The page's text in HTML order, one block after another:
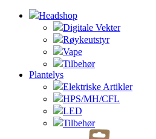
Headshop
Digitale Vekter
Røykeutstyr
Vape
Tilbehør
Plantelys
Elektriske Artikler
HPS/MH/CFL
LED
Tilbehør